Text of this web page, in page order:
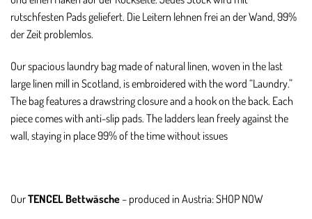
rutschfesten Pads geliefert. Die Leitern lehnen frei an der Wand, 99%
der Zeit problemlos.
Our spacious laundry bag made of natural linen, woven in the last
large linen mill in Scotland, is embroidered with the word “Laundry.”
The bag features a drawstring closure and a hook on the back. Each
piece comes with anti-slip pads. The ladders lean freely against the
wall, staying in place 99% of the time without issues
OurTENCEL Bettwäsche– produced in Austria: SHOP NOW